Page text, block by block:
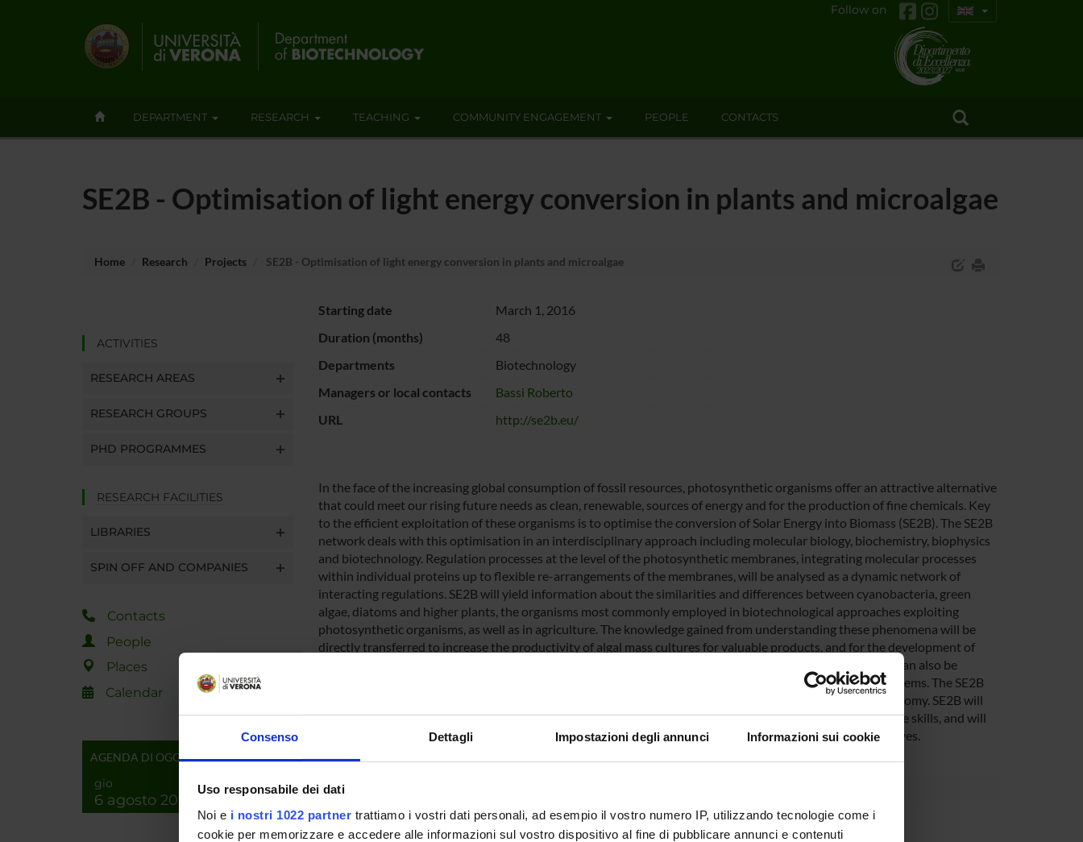
Consenso Dettagli Impostazioni degli annunci Informazioni sui cookie
Uso responsabile dei dati
Noi e i nostri 1022 partner trattiamo i vostri dati personali, ad esempio il vostro numero IP, utilizzando tecnologie come i
cookie per memorizzare e accedere alle informazioni sul vostro dispositivo al fine di pubblicare annunci e contenuti
Follow on
DEPARTMENT RESEARCH TEACHING COMMUNITY ENGAGEMENT PEOPLE CONTACTS
SE2B - Optimisation of light energy conversion in plants and microalgae
Home Research Projects SE2B - Optimisation of light energy conversion in plants and microalgae
ACTIVITIES
RESEARCH AREAS
RESEARCH GROUPS
PHD PROGRAMMES
RESEARCH FACILITIES
LIBRARIES
SPIN OFF AND COMPANIES
Contacts
People
Places
Calendar
AGENDA DI OGGI
gio
6 agosto 2026
Starting date
March 1, 2016
Duration (months)
48
Departments
Biotechnology
Managers or local contacts
Bassi Roberto
URL
http://se2b.eu/
In the face of the increasing global consumption of fossil resources, photosynthetic organisms offer an attractive alternative
that could meet our rising future needs as clean, renewable, sources of energy and for the production of fine chemicals. Key
to the efficient exploitation of these organisms is to optimise the conversion of Solar Energy into Biomass (SE2B). The SE2B
network deals with this optimisation in an interdisciplinary approach including molecular biology, biochemistry, biophysics
and biotechnology. Regulation processes at the level of the photosynthetic membranes, integrating molecular processes
within individual proteins up to flexible re-arrangements of the membranes, will be analysed as a dynamic network of
interacting regulations. SE2B will yield information about the similarities and differences between cyanobacteria, green
algae, diatoms and higher plants, the organisms most commonly employed in biotechnological approaches exploiting
photosynthetic organisms, as well as in agriculture. The knowledge gained from understanding these phenomena will be
directly transferred to increase the productivity of algal mass cultures for valuable products, and for the development of
sophisticated analytic devices that are used to optimise this production. In future, the knowledge created can also be
applicable to the design of synthetic cell factories with efficient light harvesting and energy conversion systems. The SE2B
network will train young researchers to work at the forefront of innovations that shape the bio-based economy. SE2B will
develop a training program based on individual and network-wide training on key research and transferable skills, and will
furthermore disseminate these results by open online courses prepared by the young researchers themselves.
SPONSORS:
ERC Funds:assigned and managed by the department